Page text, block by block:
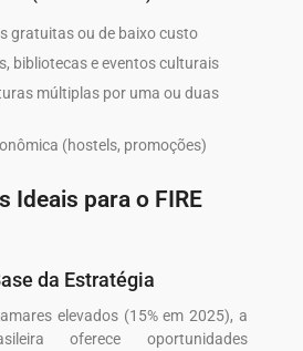
gratuitas ou de baixo custo
bibliotecas e eventos culturais
múltiplas por uma ou duas
(hostels, promoções)
Ideais para o FIRE
da Estratégia
elevados (15% em 2025), a
oferece oportunidades